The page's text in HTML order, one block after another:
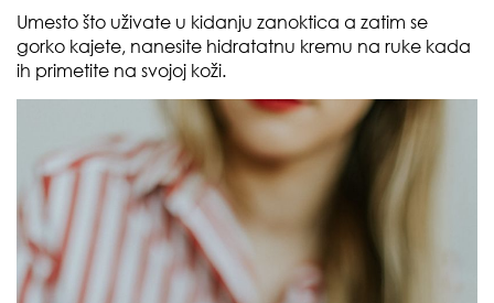
Umesto što uživate u kidanju zanoktica a zatim se
gorko kajete, nanesite hidratatnu kremu na ruke kada
ih primetite na svojoj koži.